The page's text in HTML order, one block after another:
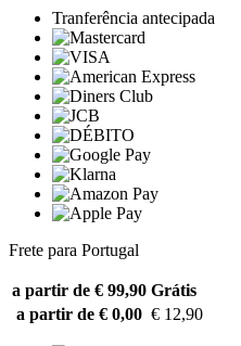
Tranferência antecipada
Frete para Portugal
a partir de € 99,90 Grátis
a partir de € 0,00 € 12,90